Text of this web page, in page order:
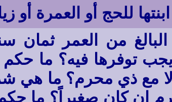
للحج أو العمرة أو
من العمر
توفرها فيه؟ ما
إلا مع ذي محرم؟ ما
إن كان صغيراً؟ ما